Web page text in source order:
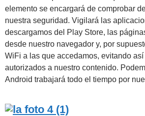
elemento se encargará de comprobar
nuestra seguridad. Vigilará las
descargamos del Play Store, las
desde nuestro navegador y, por
WiFi a las que accedamos, evitando
autorizados a nuestro contenido.
Android trabajará todo el tiempo por